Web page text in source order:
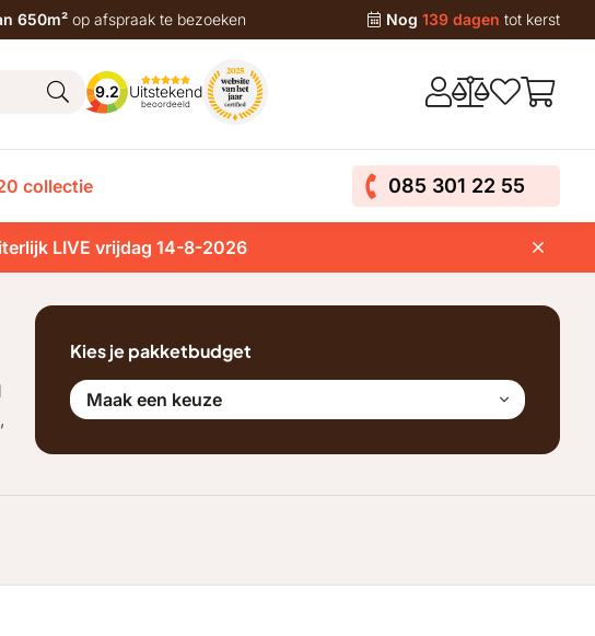
650m² op afspraak te bezoeken Nog 139 dagen tot kerst
9.2 Uitstekend
beoordeeld
collectie 085 301 22 55
LIVE vrijdag 14-8-2026
Kies je pakketbudget
Maak een keuze